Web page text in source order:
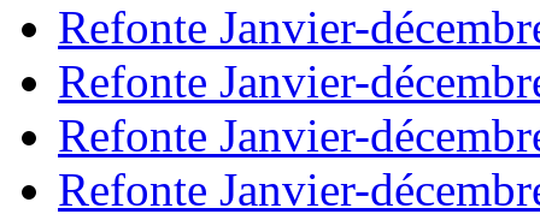
Refonte Janvier-
Refonte Janvier-
Refonte Janvier-
Refonte Janvier-